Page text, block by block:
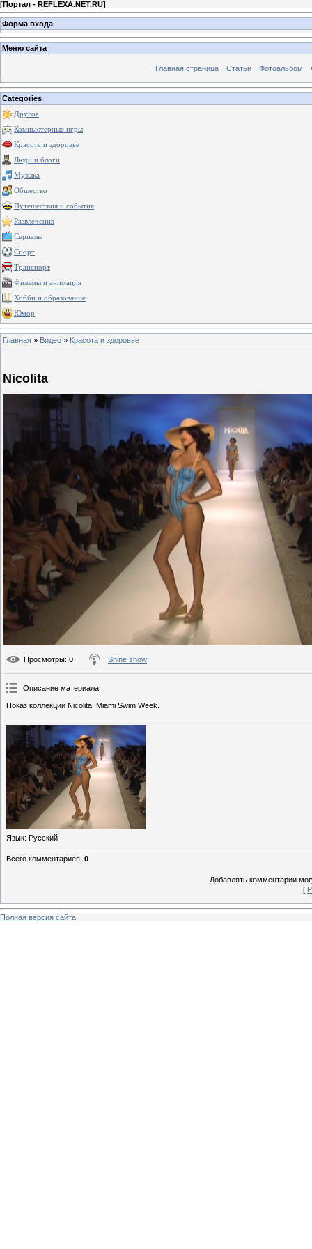
[Портал - REFLEXA.NET.RU]
Форма входа
Меню сайта
Главная страница Статьи Фотоальбом
Categories
Другое
Компьютерные игры
Красота и здоровье
Люди и блоги
Музыка
Общество
Путешествия и события
Развлечения
Сериалы
Спорт
Транспорт
Фильмы и анимация
Хобби и образование
Юмор
Главная » Видео » Красота и здоровье
Nicolita
Просмотры: 0 Shine show
Описание материала:
Показ коллекции Nicolita. Miami Swim Week.
Язык: Русский
Всего комментариев: 0
Добавлять комментарии
[
Полная версия сайта